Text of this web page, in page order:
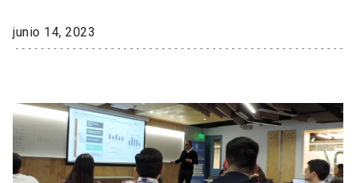
junio 14, 2023